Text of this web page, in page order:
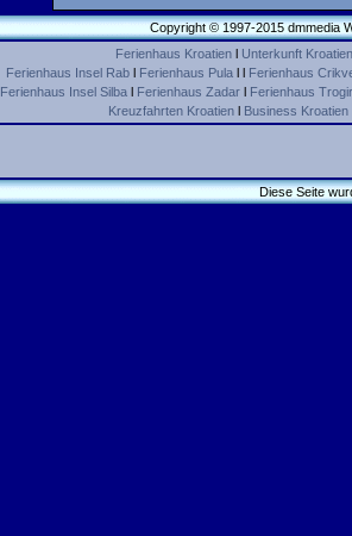
Copyright © 1997-2015 dmmedia
Ferienhaus Kroatien l Unterkunft Kroatien
Ferienhaus Insel Rab l Ferienhaus Pula l l Ferienhaus
Ferienhaus Insel Silbal Ferienhaus Zadarl Ferienhaus
Kreuzfahrten Kroatienl Business Kroatien
Diese Seite